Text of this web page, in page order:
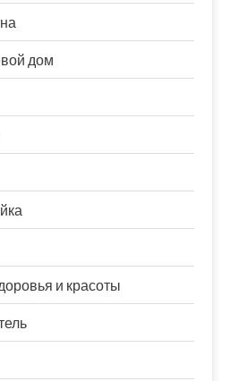
дом
и красоты